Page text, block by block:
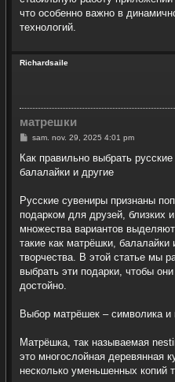
что особенно важно в
технологий.
Richardsaile
матрешки
M
s
a
sam. nov. 29, 2025 4:01 pm
Как правильно выбрать
балалайки и другие
Русские сувениры признаны
подарком для друзей, близких
множества вариантов
такие как матрёшки, балалайки
творчества. В этой статье мы
выбрать эти подарки, чтобы
достойно.
Выбор матрёшек – символика и
Матрёшка, так называемая
это многослойная деревянная
несколько уменьшенных копий